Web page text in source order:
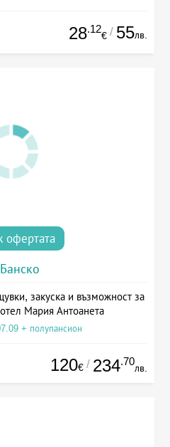
28.12
€ / 55лв.
офертата
Банско
закуска и възможност за
Мария Антоанета
+ полупансион
120€ / 234.70
лв.